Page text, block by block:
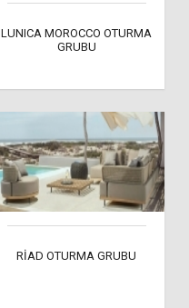
LUNICA MOROCCO OTURMA
GRUBU
RİAD OTURMA GRUBU